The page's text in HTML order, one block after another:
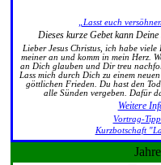
„Lasst euch
Dieses kurze Gebet kann
Lieber Jesus Christus, ich habe
meiner an und komm in mein Herz.
an Dich glauben und Dir treu
Lass mich durch Dich zu einem
göttlichen Frieden. Du hast den
alle Sünden vergeben. Dafür
Weitere
Vortrag-
Kurzbotschaft